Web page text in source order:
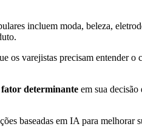
incluem moda, beleza,
os varejistas precisam entender o
fator determinante em sua decisão
baseadas em IA para melhorar